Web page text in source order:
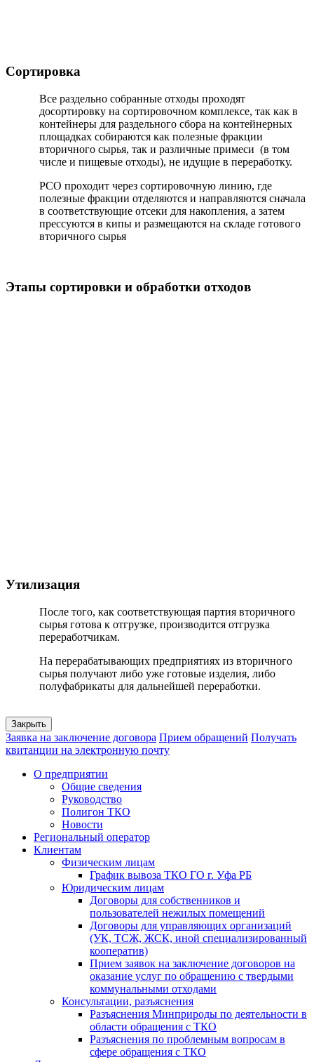
Сортировка
Все раздельно собранные отходы проходят
досортировку на сортировочном комплексе, так как в
контейнеры для раздельного сбора на контейнерных
площадках собираются как полезные фракции
вторичного сырья, так и различные примеси (в том
числе и пищевые отходы), не идущие в переработку.
РСО проходит через сортировочную линию, где
полезные фракции отделяются и направляются сначала
в соответствующие отсеки для накопления, а затем
прессуются в кипы и размещаются на складе готового
вторичного сырья
Этапы сортировки и обработки отходов
Утилизация
После того, как соответствующая партия вторичного
сырья готова к отгрузке, производится отгрузка
переработчикам.
На перерабатывающих предприятиях из вторичного
сырья получают либо уже готовые изделия, либо
полуфабрикаты для дальнейшей переработки.
Закрыть
Заявка на заключение договора Прием обращений Получать
квитанции на электронную почту
О предприятии
Общие сведения
Руководство
Полигон ТКО
Новости
Региональный оператор
Клиентам
Физическим лицам
График вывоза ТКО ГО г. Уфа РБ
Юридическим лицам
Договоры для собственников и
пользователей нежилых помещений
Договоры для управляющих организаций
(УК, ТСЖ, ЖСК, иной специализированный
кооператив)
Прием заявок на заключение договоров на
оказание услуг по обращению с твердыми
коммунальными отходами
Консультации, разъяснения
Разъяснения Минприроды по деятельности в
области обращения с ТКО
Разъяснения по проблемным вопросам в
сфере обращения с ТКО